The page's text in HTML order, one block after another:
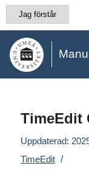
Jag förstår
TimeEdit
Uppdaterad:
TimeEdit /